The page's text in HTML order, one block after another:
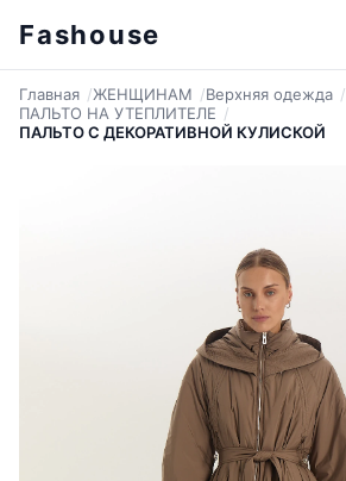
Fashouse
Главная ЖЕНЩИНАМ Верхняя одежда
ПАЛЬТО НА УТЕПЛИТЕЛЕ
ПАЛЬТО С ДЕКОРАТИВНОЙ КУЛИСКОЙ